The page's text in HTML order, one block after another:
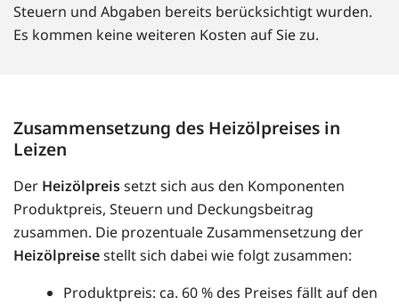
Steuern und Abgaben bereits berücksichtigt wurden.
Es kommen keine weiteren Kosten auf Sie zu.
Zusammensetzung des Heizölpreises in
Leizen
Der Heizölpreissetzt sich aus den Komponenten
Produktpreis, Steuern und Deckungsbeitrag
zusammen. Die prozentuale Zusammensetzung der
Heizölpreisestellt sich dabei wie folgt zusammen:
Produktpreis: ca. 60 % des Preises fällt auf den